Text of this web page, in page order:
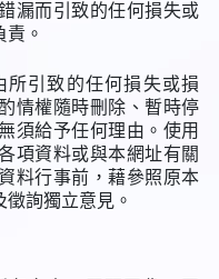
漏而引致的任何損失或
。
所引致的任何損失或損
情權隨時刪除、暫時停
須給予任何理由。使用
項資料或與本網址有關
料行事前，藉參照原本
詢獨立意見。